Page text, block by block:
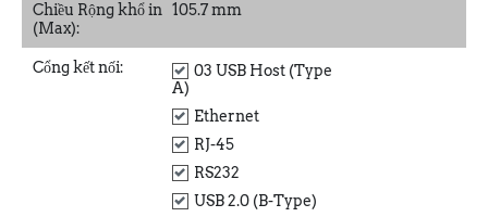
Chiều Rộng khổ in
(Max):
105.7 mm
Cổng kết nối:
03 USB Host (Type
A)
Ethernet
RJ-45
RS232
USB 2.0 (B-Type)